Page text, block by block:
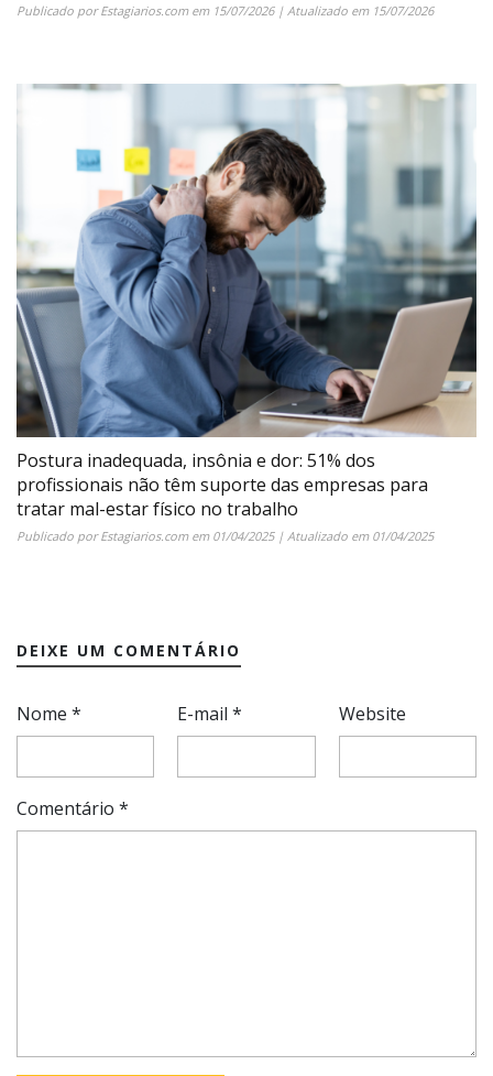
Publicado porEstagiarios.comem 15/07/2026| Atualizado em 15/07/2026
Postura inadequada, insônia e dor: 51% dos
profissionais não têm suporte das empresas para
tratar mal-estar físico no trabalho
Publicado porEstagiarios.comem 01/04/2025| Atualizado em 01/04/2025
DEIXE UM COMENTÁRIO
Nome * E-mail* Website
Comentário *